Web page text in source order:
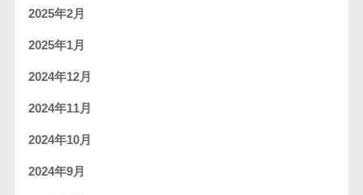
2025年2月
2025年1月
2024年12月
2024年11月
2024年10月
2024年9月